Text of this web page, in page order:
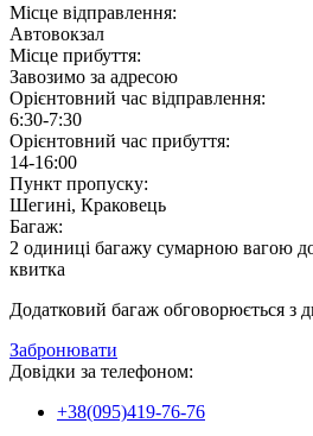
Місце відправлення:
Автовокзал
Місце прибуття:
Завозимо за адресою
Орієнтовний час відправлення:
6:30-7:30
Орієнтовний час прибуття:
14-16:00
Пункт пропуску:
Шегині, Краковець
Багаж:
2 одиниці багажу сумарною вагою до
квитка
Додатковий багаж обговорюється з
Забронювати
Довідки за телефоном:
+38(095)419-76-76